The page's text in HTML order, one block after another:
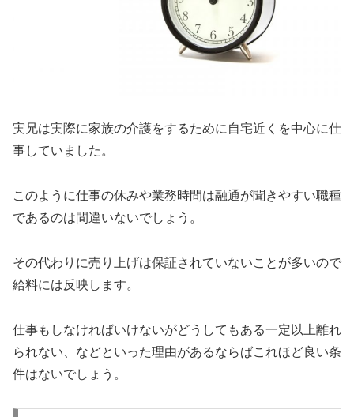
実兄は実際に家族の介護をするために自宅近くを中心に仕
事していました。
このように仕事の休みや業務時間は融通が聞きやすい職種
であるのは間違いないでしょう。
その代わりに売り上げは保証されていないことが多いので
給料には反映します。
仕事もしなければいけないがどうしてもある一定以上離れ
られない、などといった理由があるならばこれほど良い条
件はないでしょう。